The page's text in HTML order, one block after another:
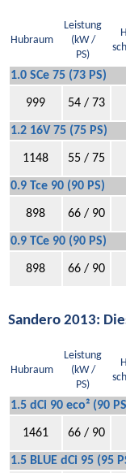
Hubraum
Leistung
(kW /
PS)
1.0 SCe 75 (73 PS)
999 54 / 73
1.2 16V 75 (75 PS)
1148 55 / 75
0.9 Tce 90 (90 PS)
898 66 / 90
0.9 TCe 90 (90 PS)
898 66 / 90
Sandero 2013:
Hubraum
Leistung
(kW /
PS)
1.5 dCi 90 eco² (90
1461 66 / 90
1.5 BLUE dCi 95 (95